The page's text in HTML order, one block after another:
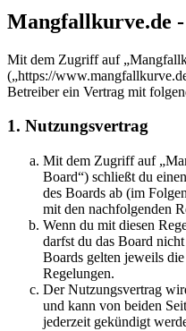
Mangfallkurve.de
Mit dem Zugriff auf
(„https://
Betreiber ein Vertrag mit
1. Nutzungsvertrag
Mit dem Zugriff auf
Board“) schließt du
des Boards ab (im
mit den nachfolgenden
Wenn du mit diesen
darfst du das Board
Boards gelten jeweils
Regelungen.
Der Nutzungsvertrag
und kann von beiden
jederzeit gekündigt